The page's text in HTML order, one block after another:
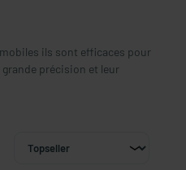
ils sont efficaces pour
précision et leur